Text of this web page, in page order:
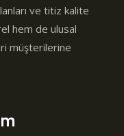
ve titiz kalite
hem de ulusal
müşterilerine